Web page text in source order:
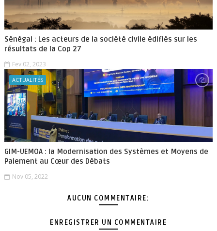
Sénégal : Les acteurs de la société civile édifiés sur les
résultats de la Cop 27
Fev 02, 2023
ACTUALITÉS
GIM-UEMOA : la Modernisation des Systèmes et Moyens de
Paiement au Cœur des Débats
Nov 05, 2022
AUCUN COMMENTAIRE:
ENREGISTRER UN COMMENTAIRE